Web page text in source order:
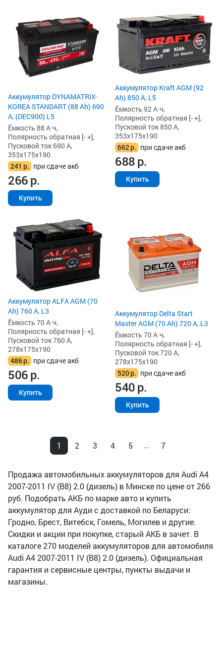
Аккумулятор DYNAMATRIX-
KOREA STANDART (88 Ah) 690
А, (DEC900) L5
Ёмкость 88 А·ч,
Полярность обратная [- +],
Пусковой ток 690 А,
353x175x190
241 р. при сдаче акб
266р.
Купить
Аккумулятор Kraft AGM (92
Ah) 850 А, L5
Ёмкость 92 А·ч,
Полярность обратная [- +],
Пусковой ток 850 А,
353x175x190
662р. при сдаче акб
688р.
Купить
Аккумулятор ALFA AGM (70
Ah) 760 А, L3
Ёмкость 70 А·ч,
Полярность обратная [- +],
Пусковой ток 760 А,
278x175x190
486р. при сдаче акб
506р.
Купить
Аккумулятор Delta Start
Master AGM (70 Ah) 720 А, L3
Ёмкость 70 А·ч,
Полярность обратная [- +],
Пусковой ток 720 А,
278x175x190
520р. при сдаче акб
540р.
Купить
1 2 3 4 5 ... 7
Продажа автомобильных аккумуляторов для Audi A4
2007-2011 IV (B8) 2.0 (дизель) в Минске по цене от 266
руб. Подобрать АКБ по марке авто и купить
аккумулятор для Ауди с доставкой по Беларуси:
Гродно, Брест, Витебск, Гомель, Могилев и другие.
Скидки и акции при покупке, старый АКБ в зачет. В
каталоге 270 моделей аккумуляторов для автомобиля
Audi A4 2007-2011 IV (B8) 2.0 (дизель). Официальная
гарантия и сервисные центры, пункты выдачи и
магазины.